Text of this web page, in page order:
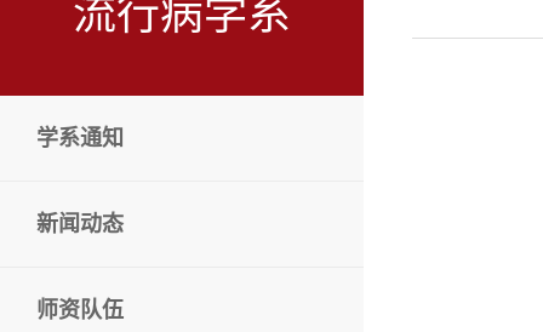
流行病学系
学系通知
新闻动态
师资队伍